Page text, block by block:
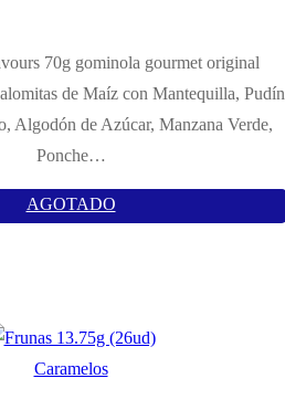
70g gominola gourmet original
de Maíz con Mantequilla, Pudín
Algodón de Azúcar, Manzana Verde,
Ponche…
AGOTADO
Caramelos